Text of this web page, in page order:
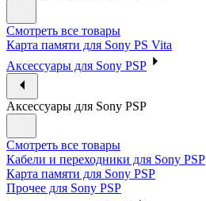
Смотреть все товары
Карта памяти для Sony PS Vita
Аксессуары для Sony PSP
Аксессуары для Sony PSP
Смотреть все товары
Кабели и переходники для Sony PSP
Карта памяти для Sony PSP
Прочее для Sony PSP